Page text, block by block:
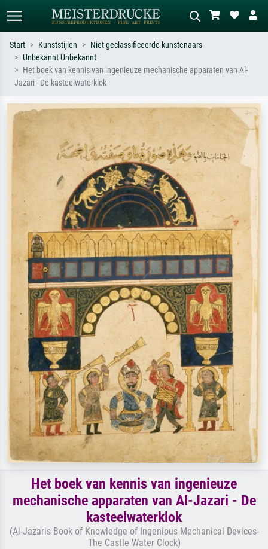
Standaard zoeken AI-beeldzoeker
Zoek op kunstenaar, titel of stijl – bijv.
Hokusai-golf, naakt.
olieverfschilderij, staand naakt naast
Start Kunststijlen
Niet geclassificeerde kunstenaars
Unbekannt Unbekannt
Het boek van kennis van ingenieuze mechanische apparaten van Al-
Jazari - De kasteelwaterklok
Het boek van kennis van ingenieuze
mechanische apparaten van Al-Jazari - De
kasteelwaterklok
(Al-Jazaris Book of Knowledge of Ingenious Mechanical Devices-
The Castle Water Clock)